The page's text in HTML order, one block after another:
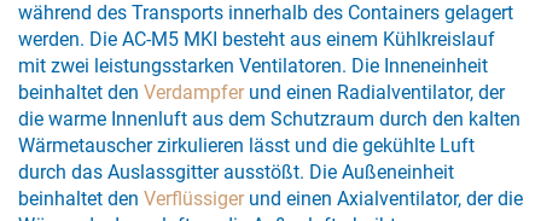
während des Transports innerhalb des Containers gelagert
werden. Die AC-M5 MKI besteht aus einem Kühlkreislauf
mit zwei leistungsstarken Ventilatoren. Die Inneneinheit
beinhaltet den Verdampferund einen Radialventilator, der
die warme Innenluft aus dem Schutzraum durch den kalten
Wärmetauscher zirkulieren lässt und die gekühlte Luft
durch das Auslassgitter ausstößt. Die Außeneinheit
beinhaltet den Verflüssigerund einen Axialventilator, der die